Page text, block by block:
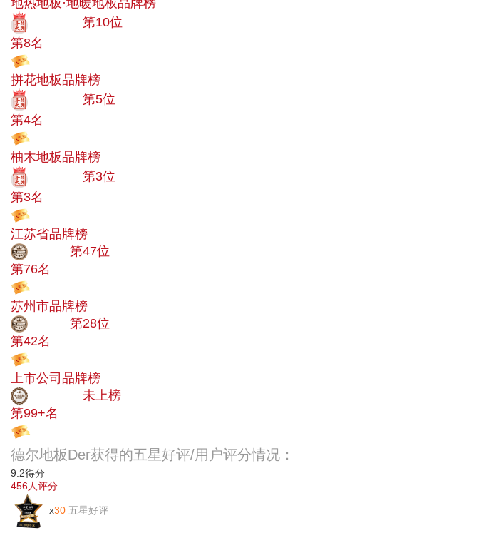
地热地板·地暖地板品牌榜
第10位
第8名
拼花地板品牌榜
第5位
第4名
柚木地板品牌榜
第3位
第3名
江苏省品牌榜
第47位
第76名
苏州市品牌榜
第28位
第42名
上市公司品牌榜
未上榜
第99+名
德尔地板Der获得的五星好评/用户评分情况：
9.2得分
456人评分
x30 五星好评